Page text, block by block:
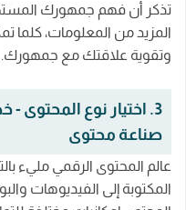
تذكر أن فهم جمهورك
المزيد من المعلومات،
وتقوية علاقتك مع جمهورك.
3. اختيار نوع
صناعة محتوى
عالم المحتوى الرقمي مليء
المكتوبة إلى الفيديوهات